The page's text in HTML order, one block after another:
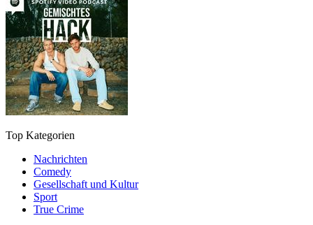
Top Kategorien
Nachrichten
Comedy
Gesellschaft und Kultur
Sport
True Crime